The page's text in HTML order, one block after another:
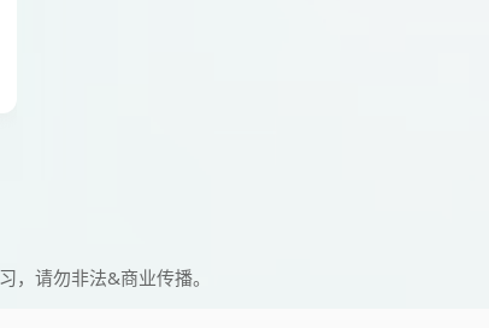
请勿非法&商业传播。